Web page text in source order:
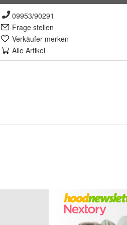
09953/90291
Frage stellen
Verkäufer merken
Alle Artikel